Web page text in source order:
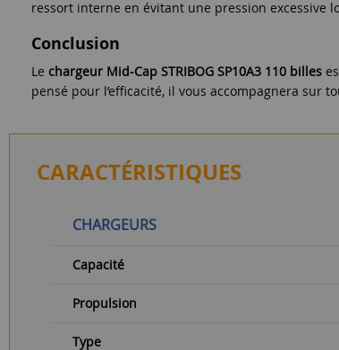
ressort interne en évitant une pression excessive
Conclusion
Le chargeur Mid-Cap STRIBOG SP10A3 110 billes
pensé pour l’efficacité, il vous accompagnera sur
CARACTÉRISTIQUES
CHARGEURS
Capacité
Propulsion
Type